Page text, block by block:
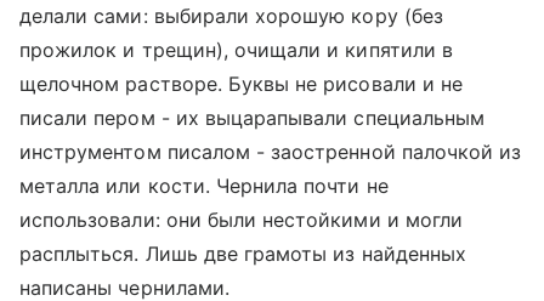
делали сами: выбирали хорошую кору (без
прожилок и трещин), очищали и кипятили в
щелочном растворе. Буквы не рисовали и не
писали пером - их выцарапывали специальным
инструментом писалом - заостренной палочкой из
металла или кости. Чернила почти не
использовали: они были нестойкими и могли
расплыться. Лишь две грамоты из найденных
написаны чернилами.